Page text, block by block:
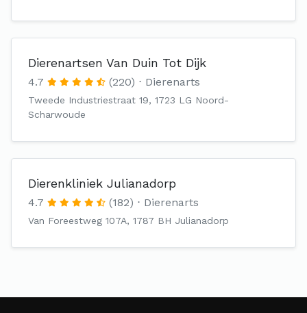
Dierenartsen Van Duin Tot Dijk
4.7 (220) Dierenarts
Tweede Industriestraat 19, 1723 LG Noord-
Scharwoude
Dierenkliniek Julianadorp
4.7 (182) Dierenarts
Van Foreestweg 107A, 1787 BH Julianadorp